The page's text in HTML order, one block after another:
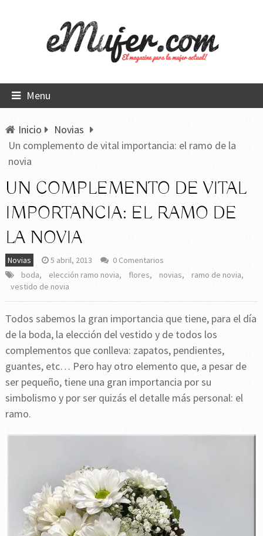
Menu
Inicio
Novias
Un complemento de vital importancia: el ramo de la
novia
UN COMPLEMENTO DE VITAL
IMPORTANCIA: EL RAMO DE
LA NOVIA
Novias 5 abril, 2013
0 Comentarios
boda, elección ramo novia, flores, novias, ramo de novia,
vestido de novia
Todos sabemos la gran importancia que tiene, para el día
de la boda, la elección del vestido y de todos los
complementos que conlleva: zapatos, pendientes,
guantes, etc… Pero hay otro elemento que, a pesar de
ser pequeño, tiene una gran importancia por su
simbolismo y por ser quizás el detalle más personal: el
ramo.